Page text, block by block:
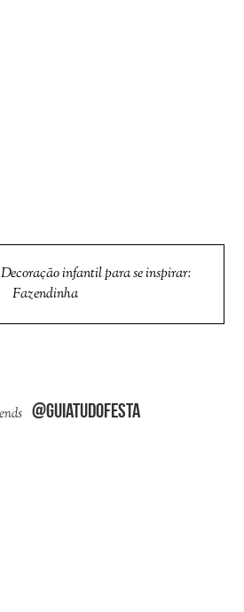
Decoração infantil para se inspirar:
Fazendinha
@guiatudofesta